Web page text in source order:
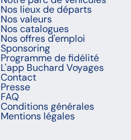
Nos lieux de départs
Nos valeurs
Nos catalogues
Nos offres d'emploi
Sponsoring
Programme de fidélité
L'app Buchard Voyages
Contact
Presse
FAQ
Conditions générales
Mentions légales